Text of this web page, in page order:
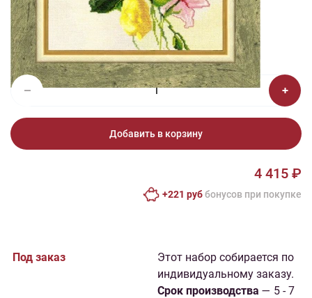
4 415 ₽
Добавить в корзину
4 415 ₽
+221 руббонусов при покупке
Под заказ
Этот набор собирается по
индивидуальному заказу.
Cрок производства — 5 - 7